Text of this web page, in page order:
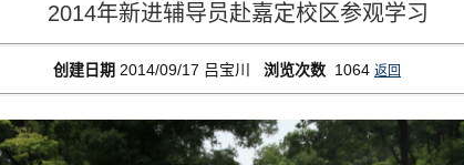
2014年新进辅导员赴嘉定校区参观学习
创建日期 2014/09/17 吕宝川 浏览次数 1064 返回